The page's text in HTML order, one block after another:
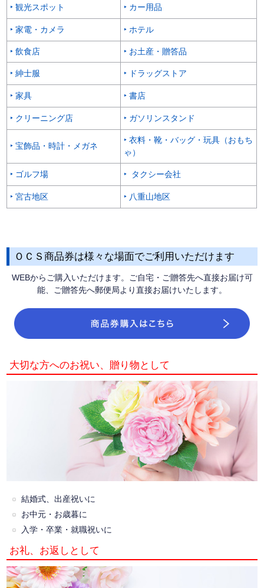
‣ 観光スポット ‣ カー用品
‣ 家電・カメラ ‣ ホテル
‣ 飲食店 ‣ お土産・贈答品
‣ 紳士服 ‣ ドラッグストア
‣ 家具 ‣ 書店
‣ クリーニング店 ‣ ガソリンスタンド
‣ 宝飾品・時計・メガネ
‣ 衣料・靴・バッグ・玩具（おもち
ゃ）
‣ ゴルフ場 ‣ タクシー会社
‣ 宮古地区 ‣ 八重山地区
ＯＣＳ商品券は様々な場面でご利用いただけます
WEBからご購入いただけます。ご自宅・ご贈答先へ直接お届け可
能、ご贈答先へ郵便局より直接お届けいたします。
大切な方へのお祝い、贈り物として
結婚式、出産祝いに
お中元・お歳暮に
入学・卒業・就職祝いに
お礼、お返しとして